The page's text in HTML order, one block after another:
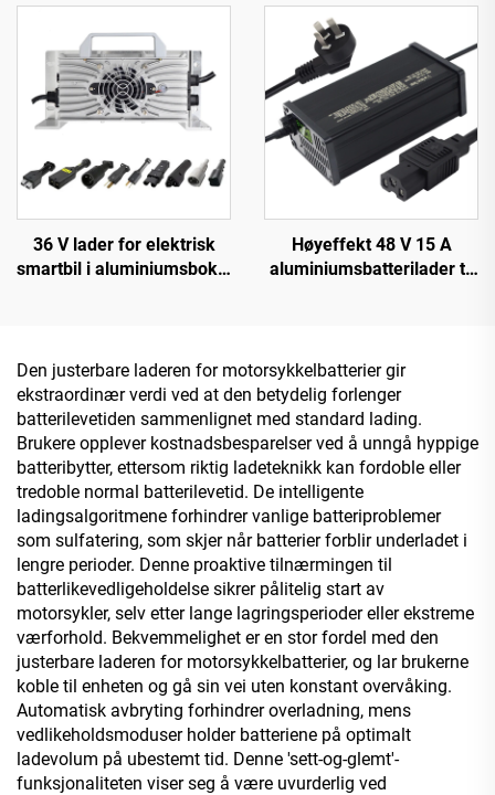
sykkel 54,6 V 58,4 V
batteri for 48 V
litiumbatteri
bly-syre-batteri, 48 V
automatisk 2 A 54,6 V 58,8
V med 150 W DC-
utgangsport
36 V lader for elektrisk
smartbil i aluminiumsboks,
Høyeffekt 48 V 15 A
aluminiumsbatterilader til
Den justerbare laderen for motorsykkelbatterier gir
ekstraordinær verdi ved at den betydelig forlenger
batterilevetiden sammenlignet med standard lading.
Brukere opplever kostnadsbesparelser ved å unngå hyppige
batteribytter, ettersom riktig ladeteknikk kan fordoble eller
tredoble normal batterilevetid. De intelligente
ladingsalgoritmene forhindrer vanlige batteriproblemer
som sulfatering, som skjer når batterier forblir underladet i
lengre perioder. Denne proaktive tilnærmingen til
batterlikevedligeholdelse sikrer pålitelig start av
motorsykler, selv etter lange lagringsperioder eller ekstreme
værforhold. Bekvemmelighet er en stor fordel med den
justerbare laderen for motorsykkelbatterier, og lar brukerne
koble til enheten og gå sin vei uten konstant overvåking.
Automatisk avbryting forhindrer overladning, mens
vedlikeholdsmoduser holder batteriene på optimalt
ladevolum på ubestemt tid. Denne 'sett-og-glemt'-
funksjonaliteten viser seg å være uvurderlig ved